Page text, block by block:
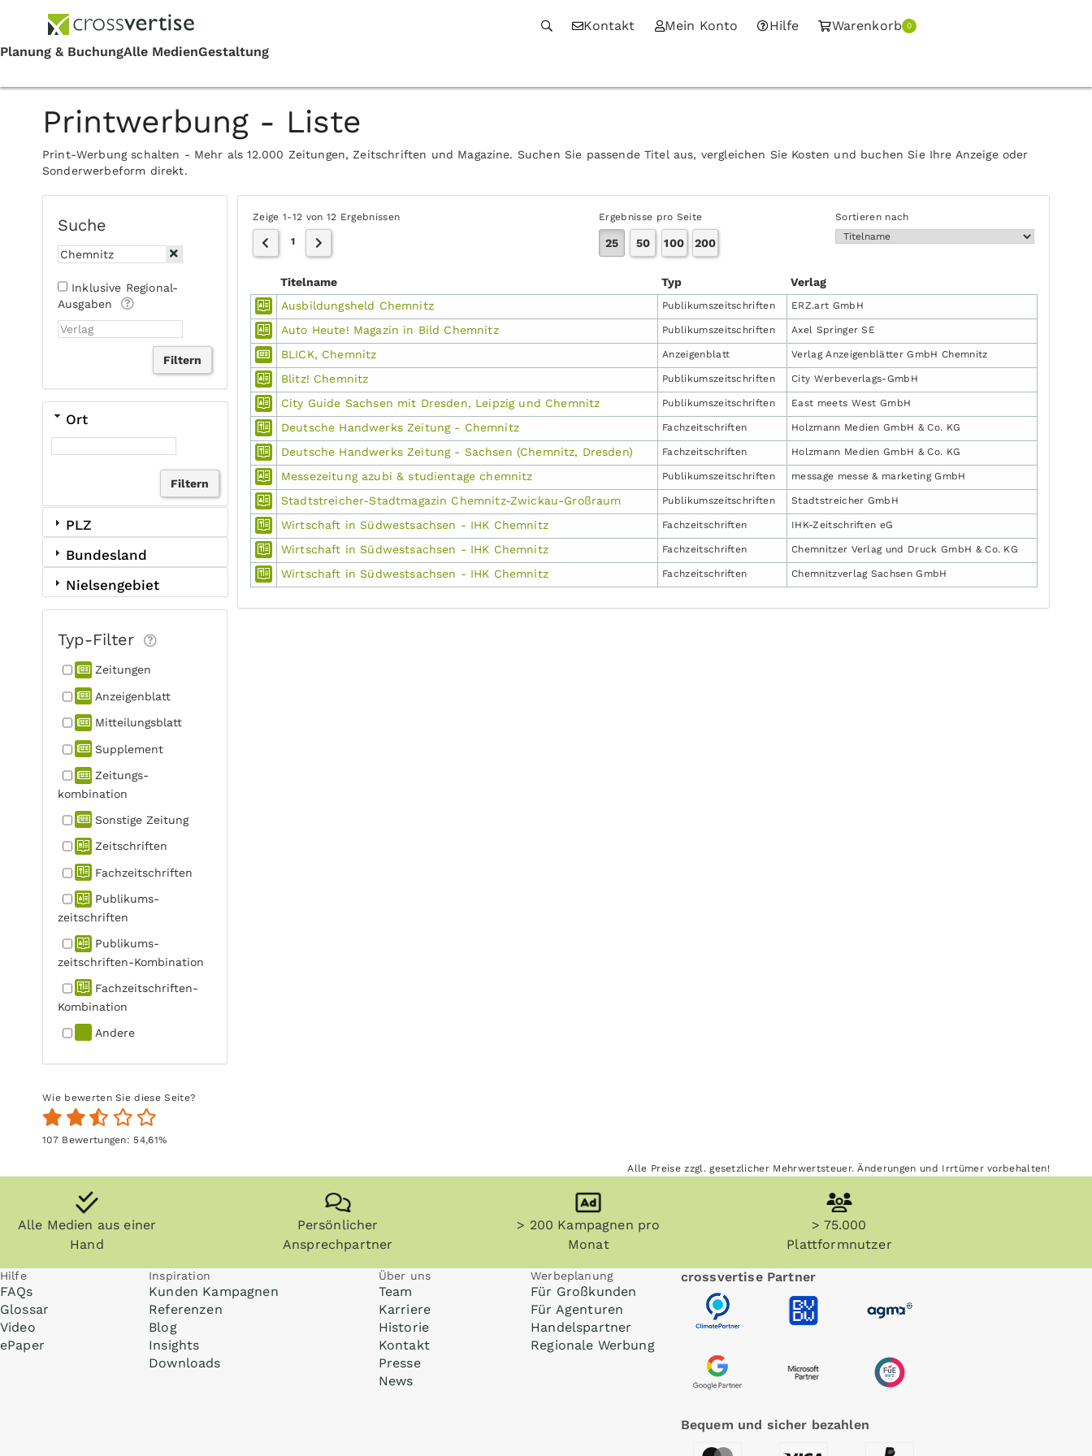
Kontakt Mein Konto Hilfe Warenkorb 0
Printwerbung - Liste
Print-Werbung schalten - Mehr als 12.000 Zeitungen, Zeitschriften und Magazine. Suchen Sie passende Titel aus, vergleichen Sie Kosten und buchen Sie Ihre Anzeige oder
Sonderwerbeform direkt.
Suche
Inklusive Regional-
Ausgaben
Ort
PLZ
Bundesland
Nielsengebiet
Typ-Filter
Zeitungen
Anzeigen­blatt
Mitteilungs­blatt
Supplement
Zeitungs­
kombination
Sonstige Zeitung
Zeitschriften
Fachzeit­schriften
Publikums­
zeitschriften
Publikums­
zeitschriften-Kombination
Fachzeit­schriften-
Kombination
Andere
Zeige 1-12 von 12 Ergebnissen Ergebnisse pro Seite Sortieren nach
1 25 50 100 200
Titelname Typ
Verlag
Ausbildungsheld Chemnitz
Publikums­zeitschriften ERZ.art GmbH
Auto Heute! Magazin in Bild Chemnitz Publikums­zeitschriften Axel Springer SE
BLICK, Chemnitz Anzeigen­blatt Verlag Anzeigenblätter GmbH Chemnitz
Blitz! Chemnitz Publikums­zeitschriften City Werbeverlags-GmbH
City Guide Sachsen mit Dresden, Leipzig und Chemnitz Publikums­zeitschriften East meets West GmbH
Deutsche Handwerks Zeitung - Chemnitz Fachzeit­schriften Holzmann Medien GmbH & Co. KG
Deutsche Handwerks Zeitung - Sachsen (Chemnitz, Dresden) Fachzeit­schriften Holzmann Medien GmbH & Co. KG
Messezeitung azubi & studientage chemnitz Publikums­zeitschriften message messe & marketing GmbH
Stadtstreicher-Stadtmagazin Chemnitz-Zwickau-Großraum Publikums­zeitschriften Stadtstreicher GmbH
Wirtschaft in Südwestsachsen - IHK Chemnitz Fachzeit­schriften IHK-Zeitschriften eG
Wirtschaft in Südwestsachsen - IHK Chemnitz Fachzeit­schriften Chemnitzer Verlag und Druck GmbH & Co. KG
Wirtschaft in Südwestsachsen - IHK Chemnitz Fachzeit­schriften Chemnitzverlag Sachsen GmbH
Wie bewerten Sie diese Seite?
107Bewertungen: 54,61%
Alle Preise zzgl. gesetzlicher Mehrwertsteuer. Änderungen und Irrtümer vorbehalten!
Alle Medien aus einer
Hand
Persönlicher
Ansprechpartner
> 200 Kampagnen pro
Monat
> 75.000
Plattformnutzer
Hilfe
FAQs
Glossar
Video
ePaper
Inspiration
Kunden Kampagnen
Referenzen
Blog
Insights
Downloads
Über uns
Team
Karriere
Historie
Kontakt
Presse
News
Werbeplanung
Für Großkunden
Für Agenturen
Handelspartner
Regionale Werbung
crossvertise Partner
Bequem und sicher bezahlen